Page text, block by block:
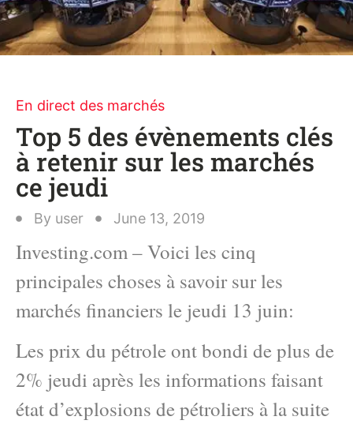
En direct des marchés
Top 5 des évènements clés
à retenir sur les marchés
ce jeudi
By user June 13, 2019
Investing.com – Voici les cinq
principales choses à savoir sur les
marchés financiers le jeudi 13 juin:
Les prix du pétrole ont bondi de plus de
2% jeudi après les informations faisant
état d’explosions de pétroliers à la suite